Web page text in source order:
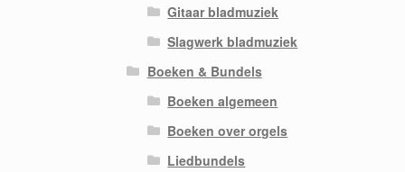
Gitaar bladmuziek
Slagwerk bladmuziek
Boeken & Bundels
Boeken algemeen
Boeken over orgels
Liedbundels